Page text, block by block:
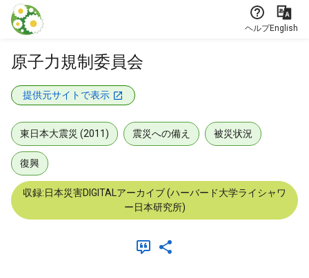
本文に飛ぶ
ヘルプEnglish
原子力規制委員会
提供元サイトで表示
東日本大震災 (2011) 震災への備え 被災状況
復興
収録:日本災害DIGITALアーカイブ (ハーバード大学ライシャワ
ー日本研究所)